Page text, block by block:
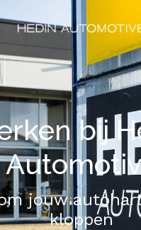
bij
jouw
kloppen